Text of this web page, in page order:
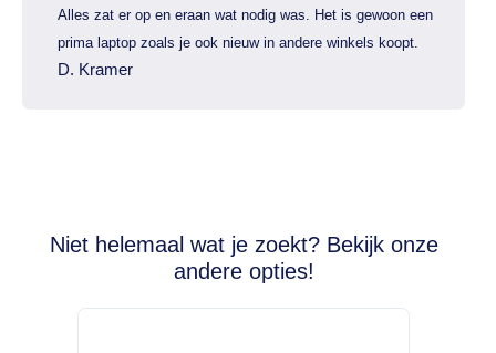
Alles zat er op en eraan wat nodig was. Het is gewoon een
prima laptop zoals je ook nieuw in andere winkels koopt.
D. Kramer
Niet helemaal wat je zoekt? Bekijk onze
andere opties!